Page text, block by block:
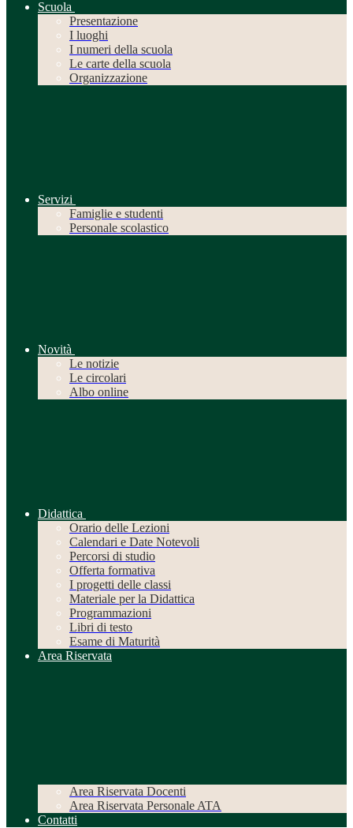
Scuola
Presentazione
I luoghi
I numeri della scuola
Le carte della scuola
Organizzazione
Servizi
Famiglie e studenti
Personale scolastico
Novità
Le notizie
Le circolari
Albo online
Didattica
Orario delle Lezioni
Calendari e Date Notevoli
Percorsi di studio
Offerta formativa
I progetti delle classi
Materiale per la Didattica
Programmazioni
Libri di testo
Esame di Maturità
Area Riservata
Area Riservata Docenti
Area Riservata Personale ATA
Contatti